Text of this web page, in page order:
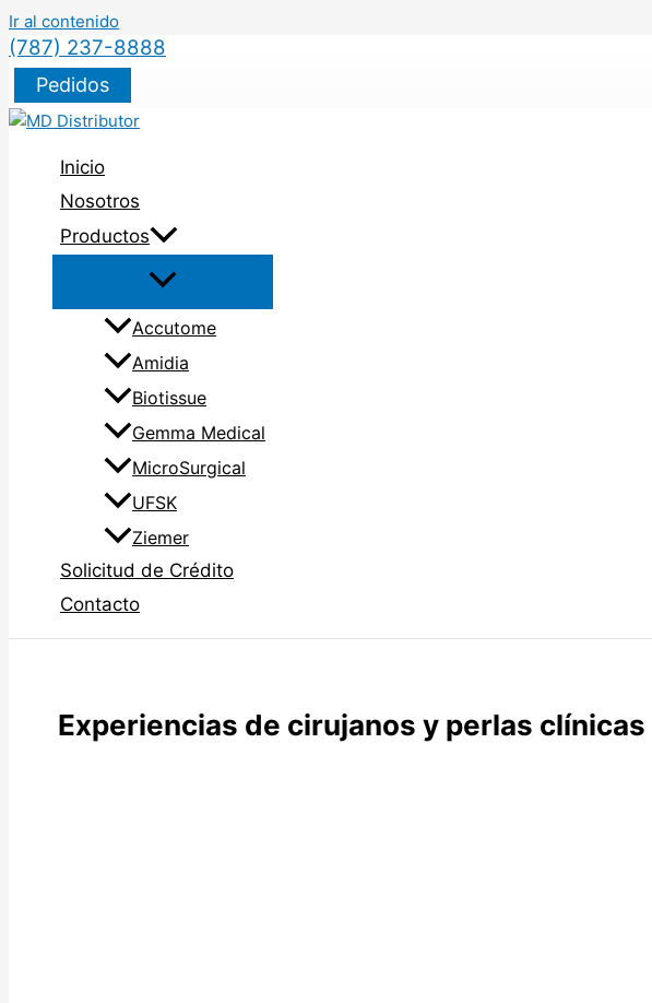
Ir al contenido
(787) 237-8888
Pedidos
Inicio
Nosotros
Productos
Accutome
Amidia
Biotissue
Gemma Medical
MicroSurgical
UFSK
Ziemer
Solicitud de Crédito
Contacto
Experiencias de cirujanos y perlas clínicas